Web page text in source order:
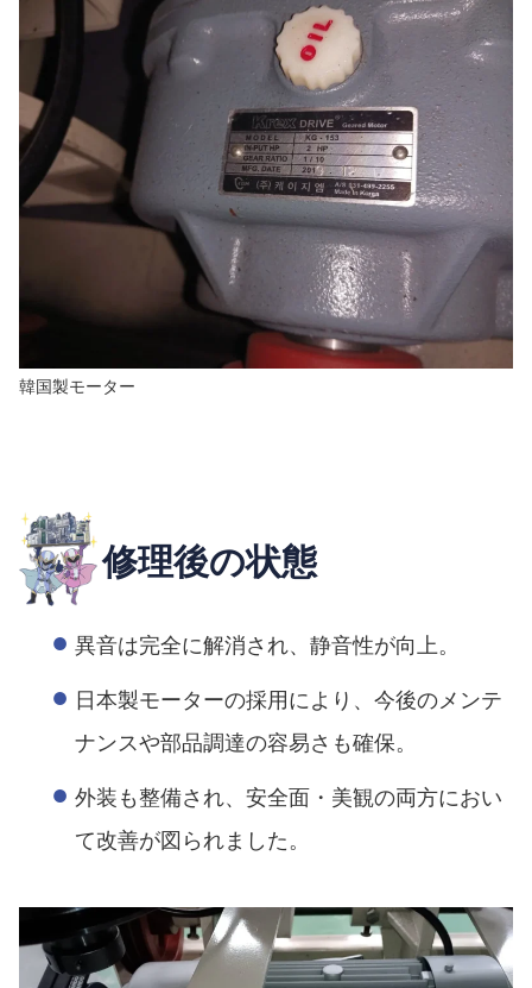
韓国製モーター
修理後の状態
異音は完全に解消され、静音性が向上。
日本製モーターの採用により、今後のメンテ
ナンスや部品調達の容易さも確保。
外装も整備され、安全面・美観の両方におい
て改善が図られました。